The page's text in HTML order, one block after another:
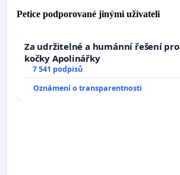
Petice podporované jinými uživateli
Za udržitelné a humánní řešení pro
kočky Apolinářky
7 541 podpisů
Oznámení o transparentnosti